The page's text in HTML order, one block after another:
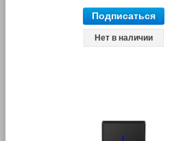
Подписаться
Нет в наличии